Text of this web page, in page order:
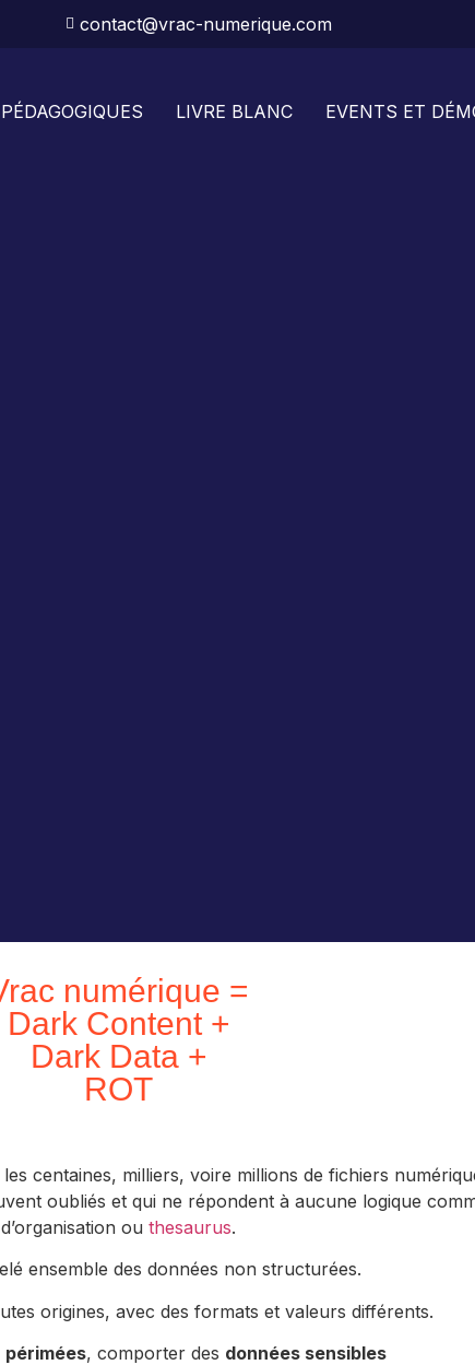
contact@vrac-numerique.com
LIVRE BLANC EVENTS ET
numérique =
Dark Content +
Dark Data +
ROT
centaines, milliers, voire millions de fichiers
oubliés et qui ne répondent à aucune logique
d’organisation outhesaurus.
ensemble des données non structurées.
origines, avec des formats et valeurs différents.
périmées, comporter des données sensibles